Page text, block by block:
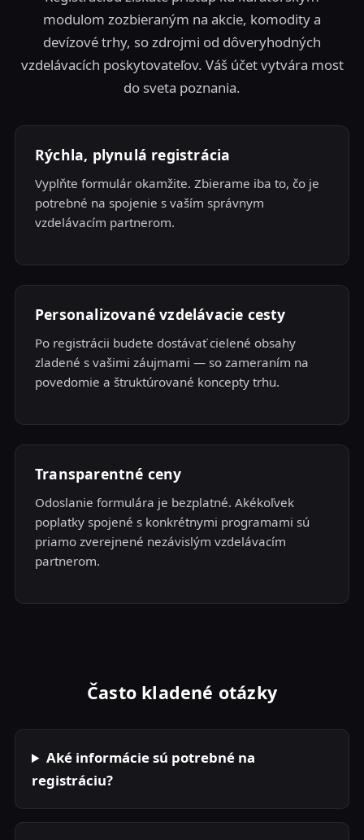
modulom zozbieraným na akcie, komodity a
devízové trhy, so zdrojmi od dôveryhodných
vzdelávacích poskytovateľov. Váš účet vytvára most
do sveta poznania.
Rýchla, plynulá registrácia
Vyplňte formulár okamžite. Zbierame iba to, čo je
potrebné na spojenie s vaším správnym
vzdelávacím partnerom.
Personalizované vzdelávacie cesty
Po registrácii budete dostávať cielené obsahy
zladené s vašimi záujmami — so zameraním na
povedomie a štruktúrované koncepty trhu.
Transparentné ceny
Odoslanie formulára je bezplatné. Akékoľvek
poplatky spojené s konkrétnymi programami sú
priamo zverejnené nezávislým vzdelávacím
partnerom.
Často kladené otázky
Aké informácie sú potrebné na
registráciu?